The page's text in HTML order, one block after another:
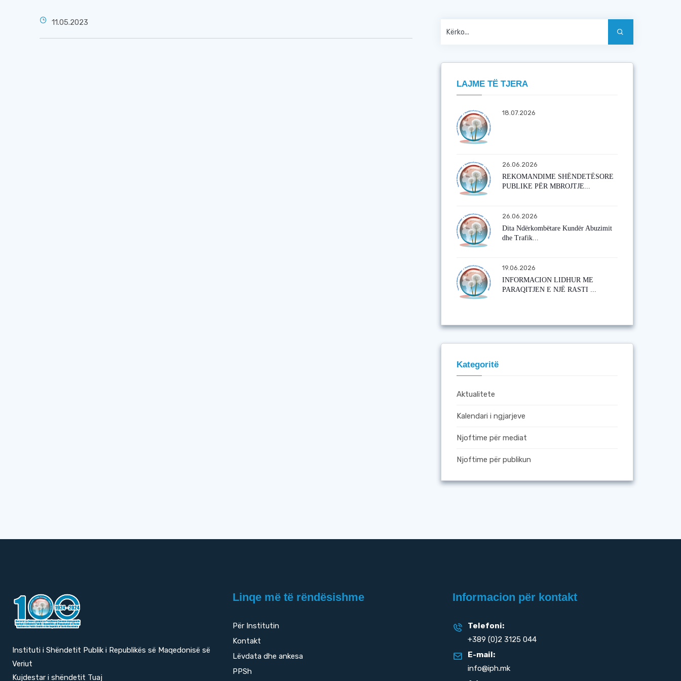
11.05.2023
LAJME TË TJERA
18.07.2026
26.06.2026
REKOMANDIME SHËNDETËSORE
PUBLIKE PËR MBROJTJE...
26.06.2026
Dita Ndërkombëtare Kundër Abuzimit
dhe Trafik...
19.06.2026
INFORMACION LIDHUR ME
PARAQITJEN E NJË RASTI ...
Kategoritë
Aktualitete
Kalendari i ngjarjeve
Njoftime për mediat
Njoftime për publikun
Instituti i Shëndetit Publik i Republikës së Maqedonisë së
Veriut
Kujdestar i shëndetit Tuaj
Linqe më të rëndësishme
Për Institutin
Kontakt
Lëvdata dhe ankesa
PPSh
Informacion për kontakt
Telefoni:
+389 (0)2 3125 044
E-mail:
info@iph.mk